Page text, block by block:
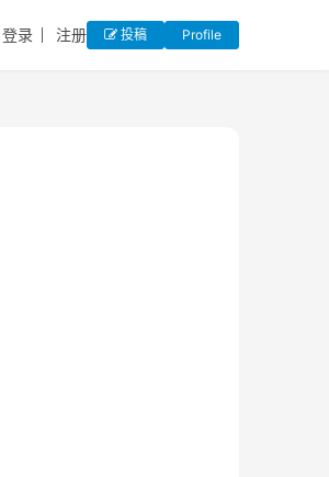
登录 注册 投稿 Profile